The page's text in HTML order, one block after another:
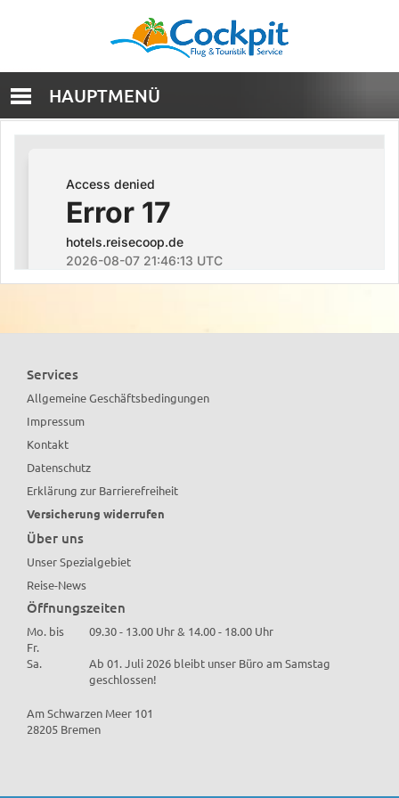
HAUPTMENÜ
Services
Allgemeine Geschäftsbedingungen
Impressum
Kontakt
Datenschutz
Erklärung zur Barrierefreiheit
Versicherung widerrufen
Über uns
Unser Spezialgebiet
Reise-News
Öffnungszeiten
Mo. bis
Fr.
09.30 - 13.00 Uhr & 14.00 - 18.00 Uhr
Sa.
Ab 01. Juli 2026 bleibt unser Büro am Samstag
geschlossen!
Am Schwarzen Meer 101
28205 Bremen